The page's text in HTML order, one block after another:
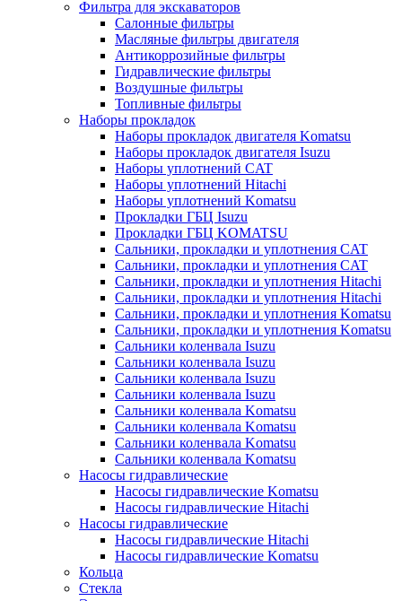
Фильтра для экскаваторов
Салонные фильтры
Масляные фильтры двигателя
Антикоррозийные фильтры
Гидравлические фильтры
Воздушные фильтры
Топливные фильтры
Наборы прокладок
Наборы прокладок двигателя Komatsu
Наборы прокладок двигателя Isuzu
Наборы уплотнений CAT
Наборы уплотнений Hitachi
Наборы уплотнений Komatsu
Прокладки ГБЦ Isuzu
Прокладки ГБЦ KOMATSU
Сальники, прокладки и уплотнения CAT
Сальники, прокладки и уплотнения CAT
Сальники, прокладки и уплотнения Hitachi
Сальники, прокладки и уплотнения Hitachi
Сальники, прокладки и уплотнения Komatsu
Сальники, прокладки и уплотнения Komatsu
Сальники коленвала Isuzu
Сальники коленвала Isuzu
Сальники коленвала Isuzu
Сальники коленвала Isuzu
Сальники коленвала Komatsu
Сальники коленвала Komatsu
Сальники коленвала Komatsu
Сальники коленвала Komatsu
Насосы гидравлические
Насосы гидравлические Komatsu
Насосы гидравлические Hitachi
Насосы гидравлические
Насосы гидравлические Hitachi
Насосы гидравлические Komatsu
Кольца
Стекла